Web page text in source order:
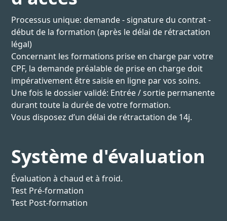
Processus unique: demande - signature du contrat -
début de la formation (après le délai de rétractation
légal)
Concernant les formations prise en charge par votre
CPF, la demande préalable de prise en charge doit
impérativement être saisie en ligne par vos soins.
Une fois le dossier validé: Entrée / sortie permanente
durant toute la durée de votre formation.
Vous disposez d’un délai de rétractation de 14j.
Système d'évaluation
Évaluation à chaud et à froid.
Test Pré-formation
Test Post-formation